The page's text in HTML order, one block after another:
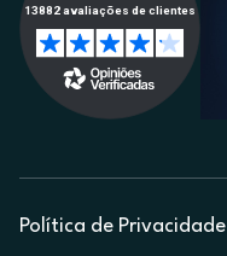
Política de Privacidade